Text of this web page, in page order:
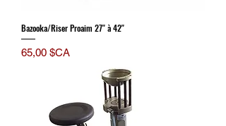
Bazooka/Riser Proaim 27'' à 42''
Prix
65,00 $CA